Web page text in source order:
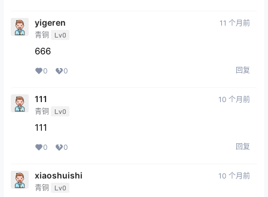
yigeren
青铜 Lv0
11 个月前
666
0 0 回复
111
青铜 Lv0
10 个月前
111
0 0 回复
xiaoshuishi
青铜 Lv0
10 个月前